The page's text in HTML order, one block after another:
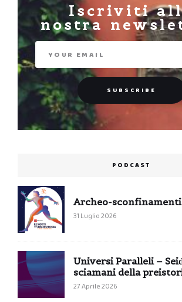
Iscriviti
nostra
PODCAST
Archeo-sconfinamenti
31 Luglio 2026
Universi Paralleli –
sciamani della
27 Aprile 2026